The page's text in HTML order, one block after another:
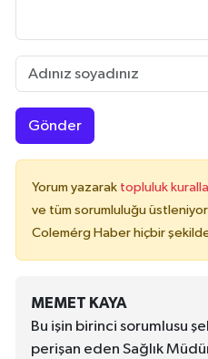
Gönder
Yorum yazarak topluluk
ve tüm sorumluluğu
Colemérg Haber hiçbir
MEMET KAYA
Bu işin birinci sorumlusu
perişan eden Sağlık